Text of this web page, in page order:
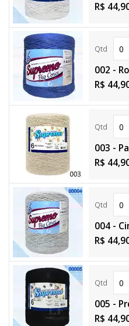
R$
002 -
R$
003 -
R$
004 -
R$
005 -
R$